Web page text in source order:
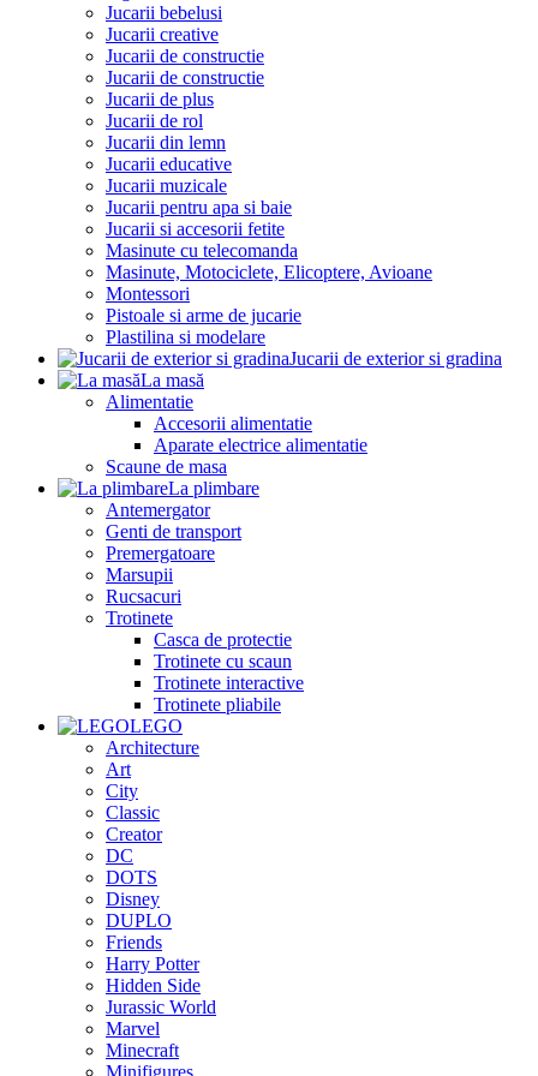
Jucarii bebelusi
Jucarii creative
Jucarii de constructie
Jucarii de constructie
Jucarii de plus
Jucarii de rol
Jucarii din lemn
Jucarii educative
Jucarii muzicale
Jucarii pentru apa si baie
Jucarii si accesorii fetite
Masinute cu telecomanda
Masinute, Motociclete, Elicoptere, Avioane
Montessori
Pistoale si arme de jucarie
Plastilina si modelare
Jucarii de exterior si gradina
La masă
Alimentatie
Accesorii alimentatie
Aparate electrice alimentatie
Scaune de masa
La plimbare
Antemergator
Genti de transport
Premergatoare
Marsupii
Rucsacuri
Trotinete
Casca de protectie
Trotinete cu scaun
Trotinete interactive
Trotinete pliabile
LEGO
Architecture
Art
City
Classic
Creator
DC
DOTS
Disney
DUPLO
Friends
Harry Potter
Hidden Side
Jurassic World
Marvel
Minecraft
Minifigures